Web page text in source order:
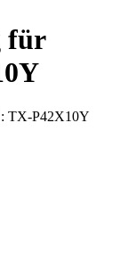
für
TX-P42X10Y